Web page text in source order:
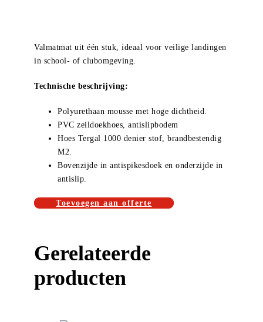
Valmatmat uit één stuk, ideaal voor veilige landingen
in school- of clubomgeving.
Technische beschrijving:
Polyurethaan mousse met hoge dichtheid.
PVC zeildoekhoes, antislipbodem
Hoes Tergal 1000 denier stof, brandbestendig
M2.
Bovenzijde in antispikesdoek en onderzijde in
antislip.
Toevoegen aan offerte
Gerelateerde
producten